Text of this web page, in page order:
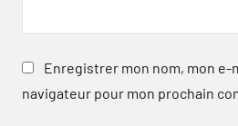
Enregistrer mon nom, mon e-
navigateur pour mon prochain